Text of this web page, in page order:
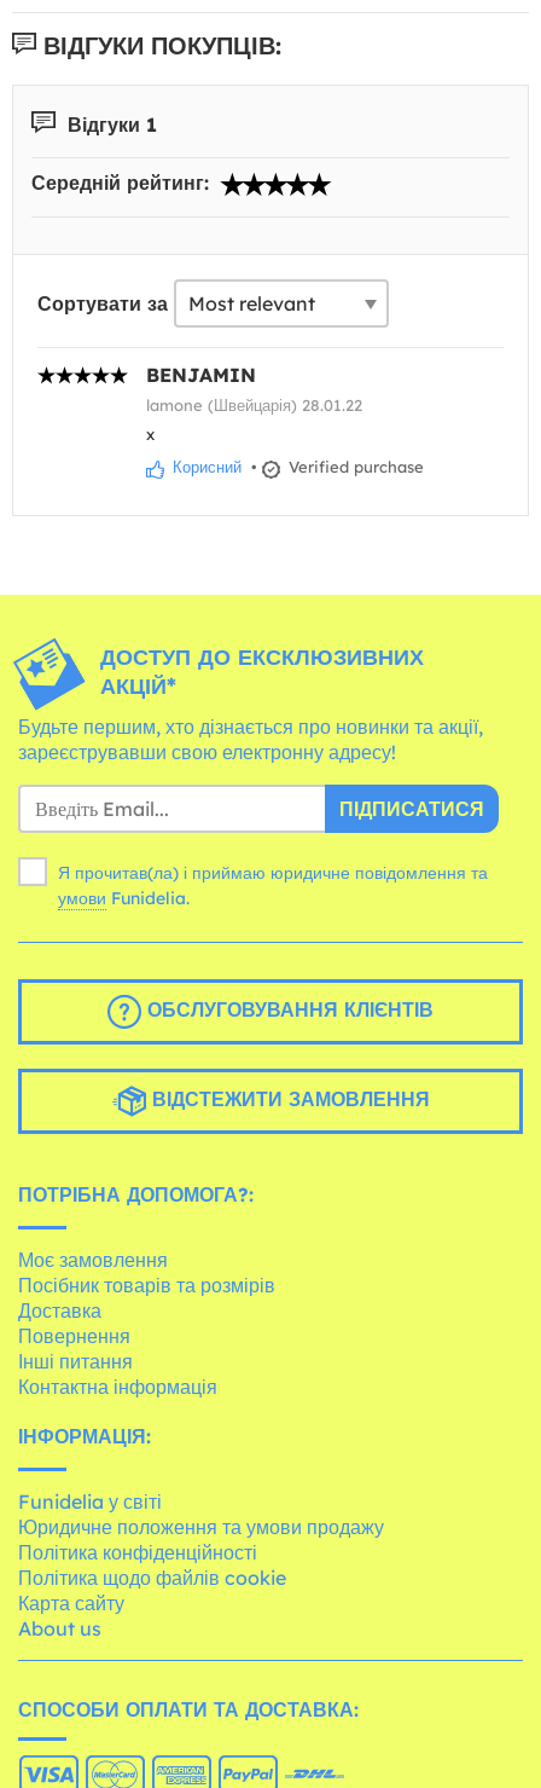
ВІДГУКИ ПОКУПЦІВ:
Відгуки 1
Середній рейтинг:
Сортувати за
BENJAMIN
lamone (Швейцарія) 28.01.22
x
Корисний • Verified purchase
ДОСТУП ДО ЕКСКЛЮЗИВНИХ
АКЦІЙ*
Будьте першим, хто дізнається про новинки та акції,
зареєструвавши свою електронну адресу!
ПІДПИСАТИСЯ
Я прочитав(ла) і приймаю юридичне повідомлення та
умови Funidelia.
ОБСЛУГОВУВАННЯ КЛІЄНТІВ
ВІДСТЕЖИТИ ЗАМОВЛЕННЯ
ПОТРІБНА ДОПОМОГА?:
Моє замовлення
Посібник товарів та розмірів
Доставка
Повернення
Інші питання
Контактна інформація
ІНФОРМАЦІЯ:
Funidelia у світі
Юридичне положення та умови продажу
Політика конфіденційності
Політика щодо файлів cookie
Карта сайту
About us
СПОСОБИ ОПЛАТИ ТА ДОСТАВКА: